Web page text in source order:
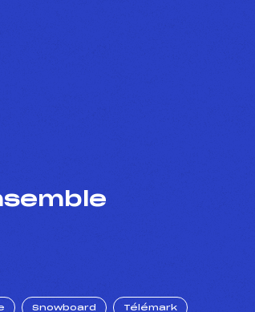
Snowboard Télémark